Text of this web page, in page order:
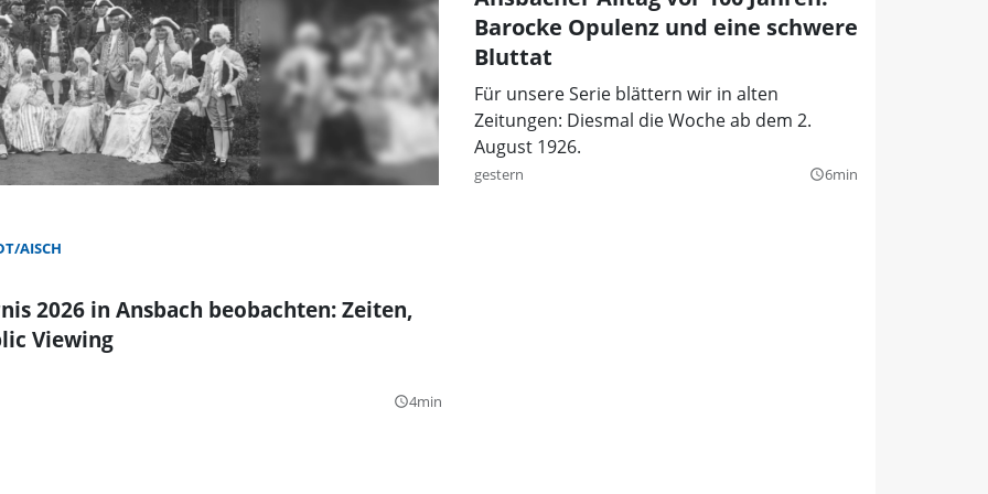
Barocke Opulenz und eine schwere
Bluttat
Für unsere Serie blättern wir in alten
Zeitungen: Diesmal die Woche ab dem 2.
August 1926.
gestern query_builder6min
AISCH
2026 in Ansbach beobachten: Zeiten,
Viewing
query_builder4min